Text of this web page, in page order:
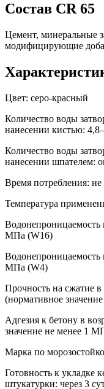
Состав CR 65
Цемент, минеральные
модифицирующие
Цвет: серо-красный
Количество воды
нанесении кистью:
Количество воды
нанесении шпателем:
Время потребления: не
Температура
МПа (W16)
Водонепроницаемость
МПа (W4)
Прочность на сжатие
(нормативное
Адгезия к бетону в
значение не менее 1
Марка по
Готовность к укладке
штукатурки: через 3